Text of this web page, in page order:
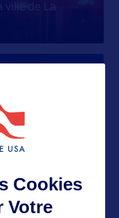
ville de La
Cookies
Votre